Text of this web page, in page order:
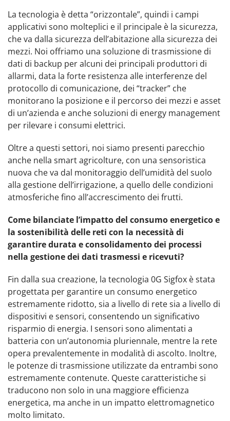
La tecnologia è detta “orizzontale”, quindi i campi
applicativi sono molteplici e il principale è la sicurezza,
che va dalla sicurezza dell’abitazione alla sicurezza dei
mezzi. Noi offriamo una soluzione di trasmissione di
dati di backup per alcuni dei principali produttori di
allarmi, data la forte resistenza alle interferenze del
protocollo di comunicazione, dei “tracker” che
monitorano la posizione e il percorso dei mezzi e asset
di un’azienda e anche soluzioni di energy management
per rilevare i consumi elettrici.
Oltre a questi settori, noi siamo presenti parecchio
anche nella smart agricolture, con una sensoristica
nuova che va dal monitoraggio dell’umidità del suolo
alla gestione dell’irrigazione, a quello delle condizioni
atmosferiche fino all’accrescimento dei frutti.
Come bilanciate l’impatto del consumo energetico e
la sostenibilità delle reti con la necessità di
garantire durata e consolidamento dei processi
nella gestione dei dati trasmessi e ricevuti?
Fin dalla sua creazione, la tecnologia 0G Sigfox è stata
progettata per garantire un consumo energetico
estremamente ridotto, sia a livello di rete sia a livello di
dispositivi e sensori, consentendo un significativo
risparmio di energia. I sensori sono alimentati a
batteria con un’autonomia pluriennale, mentre la rete
opera prevalentemente in modalità di ascolto. Inoltre,
le potenze di trasmissione utilizzate da entrambi sono
estremamente contenute. Queste caratteristiche si
traducono non solo in una maggiore efficienza
energetica, ma anche in un impatto elettromagnetico
molto limitato.